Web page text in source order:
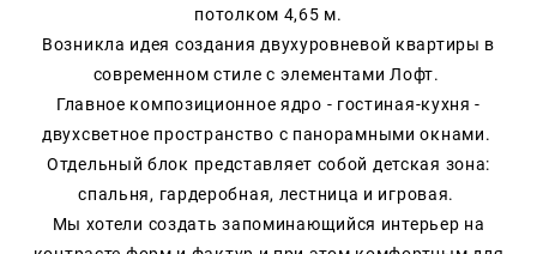
потолком 4,65 м.
Возникла идея создания двухуровневой квартиры в
современном стиле с элементами Лофт.
Главное композиционное ядро - гостиная-кухня -
двухсветное пространство с панорамными окнами.
Отдельный блок представляет собой детская зона:
спальня, гардеробная, лестница и игровая.
Мы хотели создать запоминающийся интерьер на